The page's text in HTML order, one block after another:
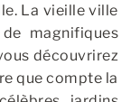
La vieille ville
magnifiques
découvrirez
que compte la